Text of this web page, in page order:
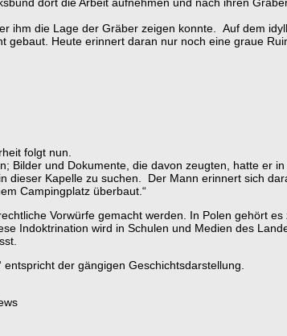
ihm die Lage der Gräber zeigen konnte. Auf dem
gebaut. Heute erinnert daran nur noch eine graue
folgt nun.
Bilder und Dokumente, die davon zeugten, hatte er
dieser Kapelle zu suchen. Der Mann erinnert sich
Campingplatz überbaut.“
Vorwürfe gemacht werden. In Polen gehört
Indoktrination wird in Schulen und Medien des
entspricht der gängigen Geschichtsdarstellung.